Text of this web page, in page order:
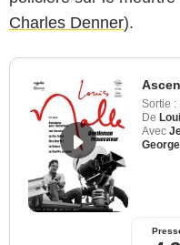
Charles Denner).
Sortie :
De
Avec